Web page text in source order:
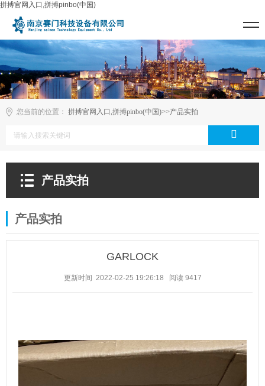
拼搏官网入口,拼搏pinbo(中国)
您当前的位置： 拼搏官网入口,拼搏pinbo(中国)>>产品实拍
产品实拍
产品实拍
GARLOCK
更新时间 2022-02-25 19:26:18 阅读 9417